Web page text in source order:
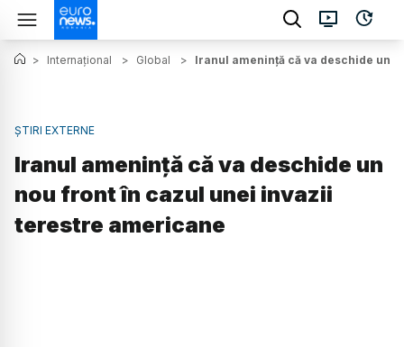
> Internațional > Global > Iranul amenință că va deschide un
ȘTIRI EXTERNE
Iranul amenință că va deschide un
nou front în cazul unei invazii
terestre americane